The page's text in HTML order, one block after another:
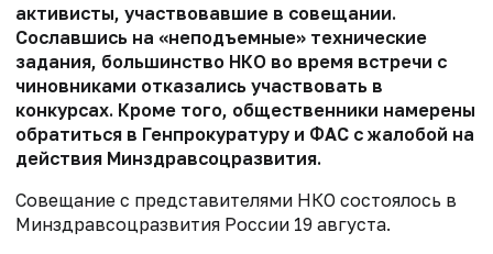
активисты, участвовавшие в совещании.
Сославшись на «неподъемные» технические
задания, большинство НКО во время встречи с
чиновниками отказались участвовать в
конкурсах. Кроме того, общественники намерены
обратиться в Генпрокуратуру и ФАС с жалобой на
действия Минздравсоцразвития.
Совещание с представителями НКО состоялось в
Минздравсоцразвития России 19 августа.